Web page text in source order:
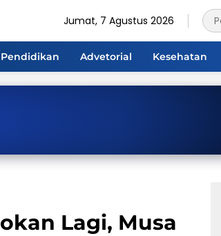
Jumat, 7 Agustus 2026
Pendidikan Advetorial Kesehatan
Lagi, Musa